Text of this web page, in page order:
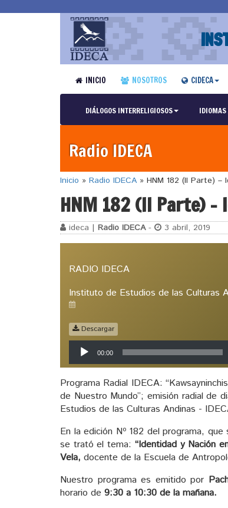
INICIO NOSOTROS CIDECA
DIÁLOGOS INTERRELIGIOSOS
Radio IDECA
Inicio » Radio IDECA » HNM 182 (II Parte)
HNM 182 (II Parte)
ideca | Radio IDECA- 3 abril, 2019
RADIO IDECA
Instituto de Estudios de las Culturas
Descargar
de
audio
00:00
Programa Radial IDECA:
de Nuestro Mundo”; emisión radial de
Estudios de las Culturas Andinas -
En la edición Nº 182 del programa,
se trató el tema: “Identidad y Nación
Vela, docente de la Escuela de
Nuestro programa es emitido por
horario de 9:30 a 10:30 de la mañana.